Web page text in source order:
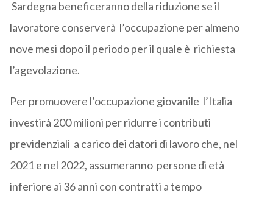
Sardegna beneficeranno della riduzione se il
lavoratore conserverà l’occupazione per almeno
nove mesi dopo il periodo per il quale è richiesta
l’agevolazione.
Per promuovere l’occupazione giovanile l’Italia
investirà 200 milioni per ridurre i contributi
previdenziali a carico dei datori di lavoro che, nel
2021 e nel 2022, assumeranno persone di età
inferiore ai 36 anni con contratti a tempo